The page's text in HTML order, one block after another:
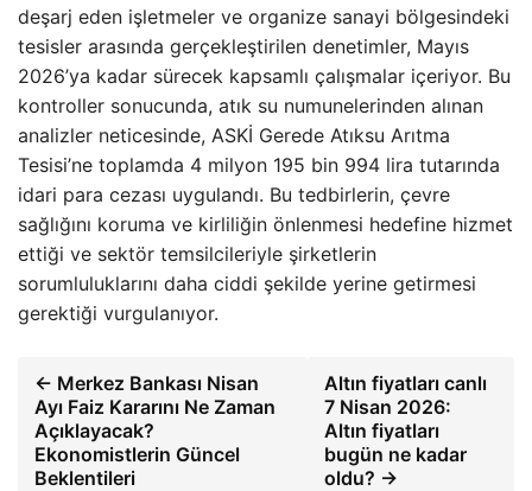
deşarj eden işletmeler ve organize sanayi bölgesindeki
tesisler arasında gerçekleştirilen denetimler, Mayıs
2026’ya kadar sürecek kapsamlı çalışmalar içeriyor. Bu
kontroller sonucunda, atık su numunelerinden alınan
analizler neticesinde, ASKİ Gerede Atıksu Arıtma
Tesisi’ne toplamda 4 milyon 195 bin 994 lira tutarında
idari para cezası uygulandı. Bu tedbirlerin, çevre
sağlığını koruma ve kirliliğin önlenmesi hedefine hizmet
ettiği ve sektör temsilcileriyle şirketlerin
sorumluluklarını daha ciddi şekilde yerine getirmesi
gerektiği vurgulanıyor.
← Merkez Bankası Nisan
Ayı Faiz Kararını Ne Zaman
Açıklayacak?
Ekonomistlerin Güncel
Beklentileri
Altın fiyatları canlı
7 Nisan 2026:
Altın fiyatları
bugün ne kadar
oldu? →